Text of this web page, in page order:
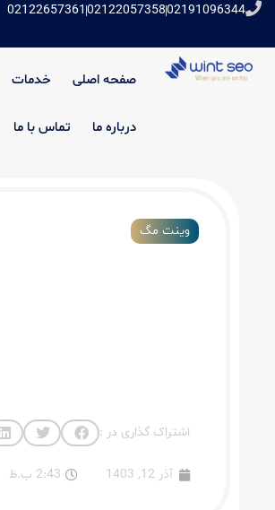
02191096344
02122057358
02122657361
صفحه اصلی خدمات
درباره ما تماس با ما
وینت مگ
اشتراک گذاری در :
آذر 12, 1403 2:43 ب.ظ